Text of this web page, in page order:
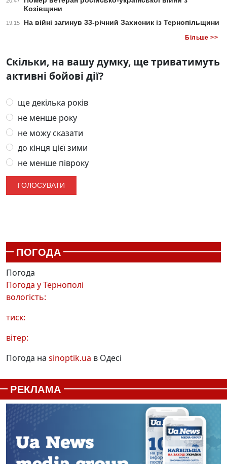
Козівщини
19:15 На війні загинув 33-річний Захисник із Тернопільщини
Більше >>
Скільки, на вашу думку, ще триватимуть
активні бойові дії?
ще декілька років
не менше року
не можу сказати
до кінця цієї зими
не менше півроку
ПОГОДА
Погода
Погода уТернополі
вологість:
тиск:
вітер:
Погода на sinoptik.ua в Одесі
РЕКЛАМА